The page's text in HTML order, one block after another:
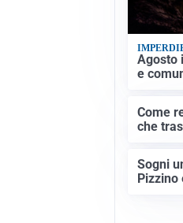
Agosto
e
Come
che
Sogni
Pizzino